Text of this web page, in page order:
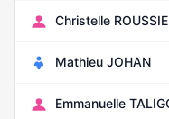
Christelle
Mathieu JOHAN
Emmanuelle